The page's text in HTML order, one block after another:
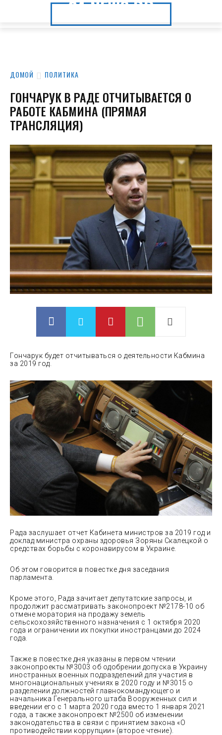
24.NEWS.DP
24.NEWS.DP
ДОМОЙ ПОЛИТИКА
ГОНЧАРУК В РАДЕ ОТЧИТЫВАЕТСЯ О
РАБОТЕ КАБМИНА (ПРЯМАЯ
ТРАНСЛЯЦИЯ)
Гончарук будет отчитываться о деятельности Кабмина
за 2019 год.
Рада заслушает отчет Кабинета министров за 2019 год и
доклад министра охраны здоровья Зоряны Скалецкой о
средствах борьбы с коронавирусом в Украине.
Об этом говорится в повестке дня заседания
парламента.
Кроме этого, Рада зачитает депутатские запросы, и
продолжит рассматривать законопроект №2178-10 об
отмене моратория на продажу земель
сельскохозяйственного назначения с 1 октября 2020
года и ограничении их покупки иностранцами до 2024
года.
Также в повестке дня указаны в первом чтении
законопроекты №3003 об одобрении допуска в Украину
иностранных военных подразделений для участия в
многонациональных учениях в 2020 году и №3015 о
разделении должностей главнокомандующего и
начальника Генерального штаба Вооруженных сил и
введении его с 1 марта 2020 года вместо 1 января 2021
года, а также законопроект №2500 об изменении
законодательства в связи с принятием закона «О
противодействии коррупции» (второе чтение).